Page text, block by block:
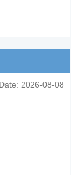
Date: 2026-08-08